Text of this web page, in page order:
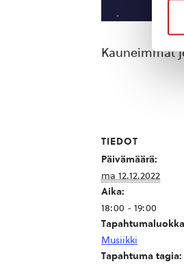
Kauneimmat
TIEDOT
Päivämäärä:
ma 12.12.2022
Aika:
18:00 - 19:00
Musiikki
Tapahtuma tagia: